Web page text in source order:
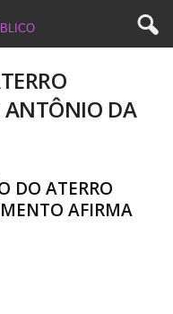
ANTÔNIO DA
DO ATERRO
AFIRMA